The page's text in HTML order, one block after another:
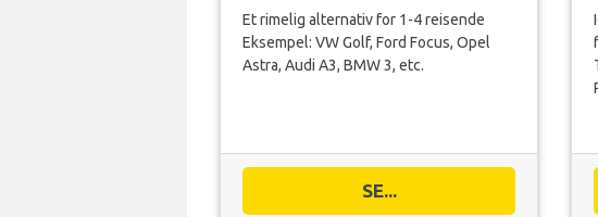
Et rimelig alternativ for 1-4 reisende
Eksempel: VW Golf, Ford Focus, Opel
Astra, Audi A3, BMW 3, etc.
SE...